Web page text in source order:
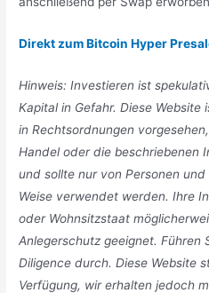
Direkt zum Bitcoin Hyper
Hinweis: Investieren ist
Kapital in Gefahr. Diese
in Rechtsordnungen
Handel oder die beschriebenen
und sollte nur von Personen
Weise verwendet werden. Ihre
oder Wohnsitzstaat
Anlegerschutz geeignet. Führen
Diligence durch. Diese Website
Verfügung, wir erhalten jedoch